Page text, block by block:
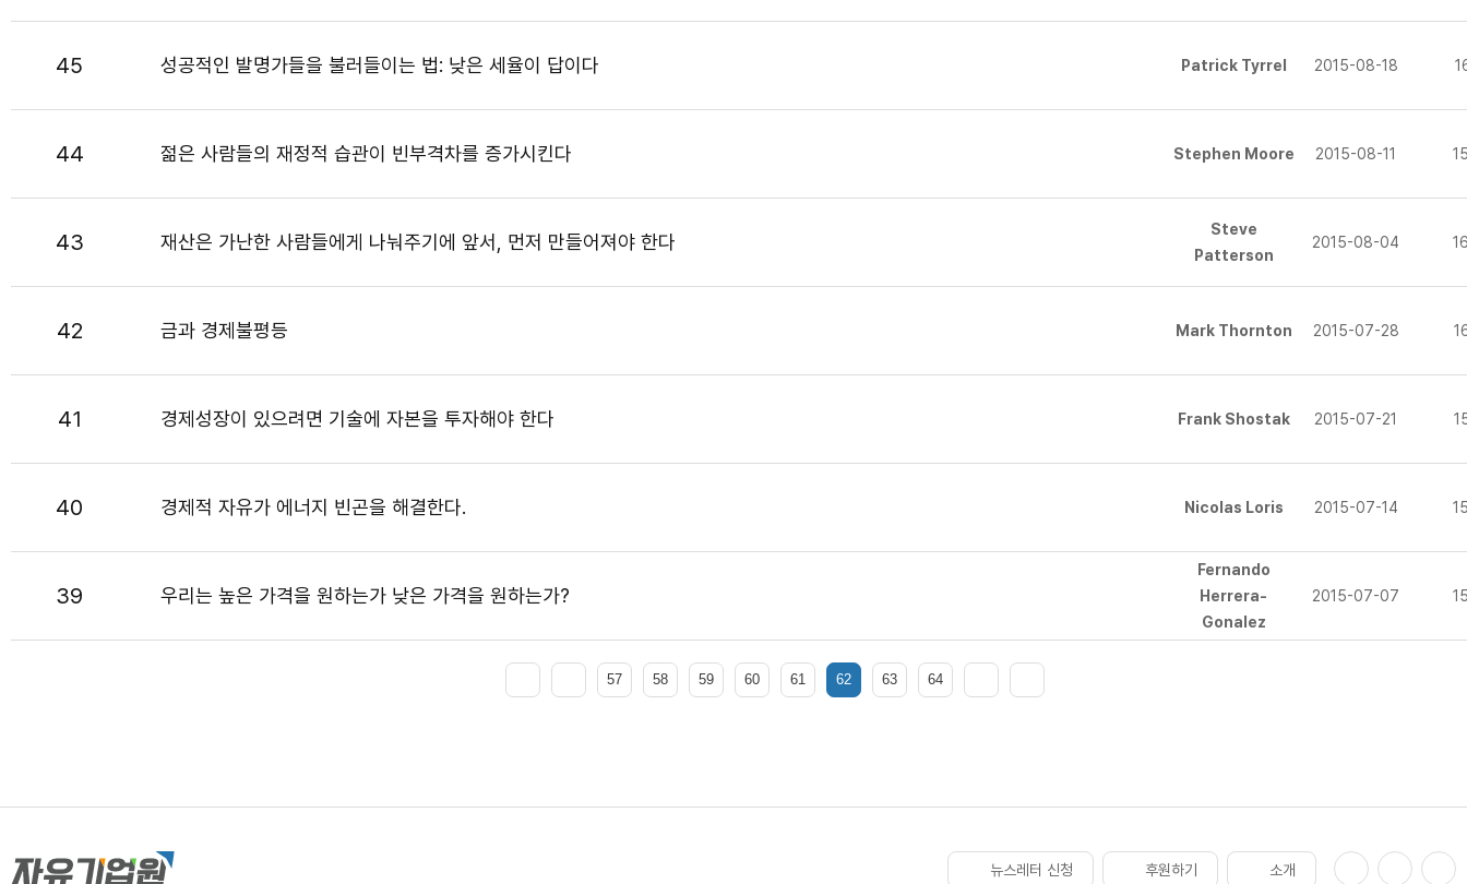
45 성공적인 발명가들을 불러들이는 법: 낮은 세율이 답이다 Patrick Tyrrel 2015-08-18
44 젊은 사람들의 재정적 습관이 빈부격차를 증가시킨다 Stephen Moore 2015-08-11
43 재산은 가난한 사람들에게 나눠주기에 앞서, 먼저 만들어져야 한다
Steve
Patterson
2015-08-04
42 금과 경제불평등 Mark Thornton 2015-07-28
41 경제성장이 있으려면 기술에 자본을 투자해야 한다 Frank Shostak 2015-07-21
40 경제적 자유가 에너지 빈곤을 해결한다. Nicolas Loris 2015-07-14
39 우리는 높은 가격을 원하는가 낮은 가격을 원하는가?
Fernando
Herrera-
Gonalez
2015-07-07
57 58 59 60 61 62 63 64
뉴스레터 신청 후원하기 소개